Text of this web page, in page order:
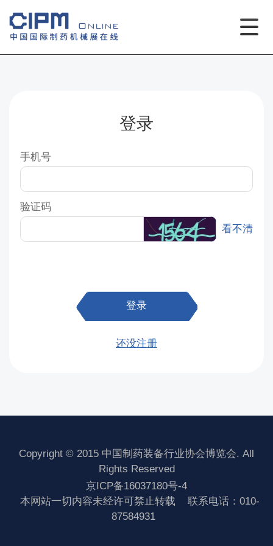
登录
手机号
验证码
看不清
登录
还没注册
Copyright © 2015 中国制药装备行业协会博览会. All
Rights Reserved
京ICP备16037180号-4
本网站一切内容未经许可禁止转载
联系电话：010-
87584931